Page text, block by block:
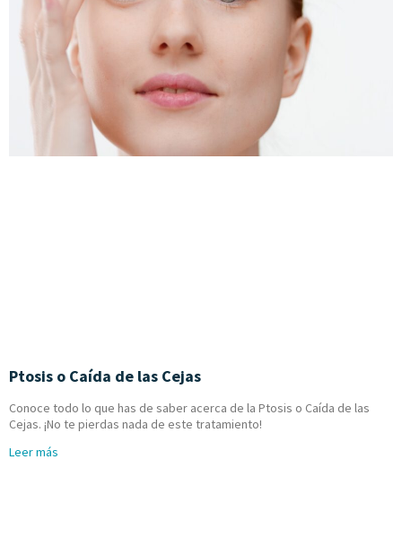
Ptosis o Caída de las Cejas
Conoce todo lo que has de saber acerca de la Ptosis o Caída de las
Cejas. ¡No te pierdas nada de este tratamiento!
Leer más